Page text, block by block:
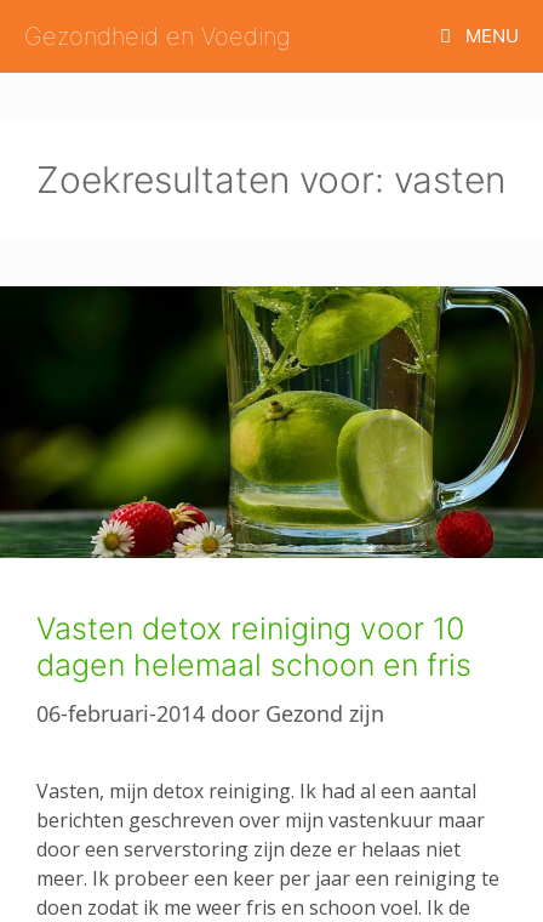
naar
de
Gezondheid en Voeding MENU
Zoekresultaten voor: vasten
Vasten detox reiniging voor 10
dagen helemaal schoon en fris
06-februari-2014 door Gezond zijn
Vasten, mijn detox reiniging. Ik had al een aantal
berichten geschreven over mijn vastenkuur maar
door een serverstoring zijn deze er helaas niet
meer. Ik probeer een keer per jaar een reiniging te
doen zodat ik me weer fris en schoon voel. Ik de